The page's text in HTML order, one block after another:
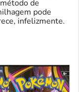
de
pode
infelizmente.